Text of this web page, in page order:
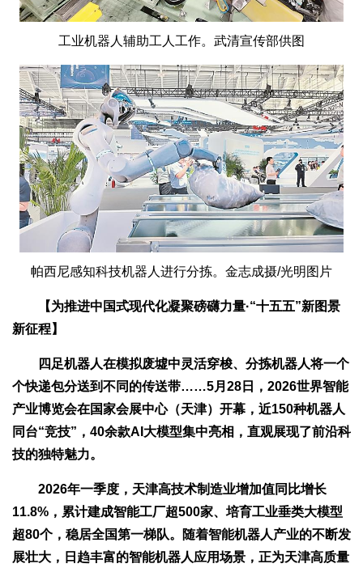
工业机器人辅助工人工作。武清宣传部供图
帕西尼感知科技机器人进行分拣。金志成摄/光明图片
【为推进中国式现代化凝聚磅礴力量·“十五五”新图景
新征程】
四足机器人在模拟废墟中灵活穿梭、分拣机器人将一个
个快递包分送到不同的传送带……5月28日，2026世界智能
产业博览会在国家会展中心（天津）开幕，近150种机器人
同台“竞技”，40余款AI大模型集中亮相，直观展现了前沿科
技的独特魅力。
2026年一季度，天津高技术制造业增加值同比增长
11.8%，累计建成智能工厂超500家、培育工业垂类大模型
超80个，稳居全国第一梯队。随着智能机器人产业的不断发
展壮大，日趋丰富的智能机器人应用场景，正为天津高质量